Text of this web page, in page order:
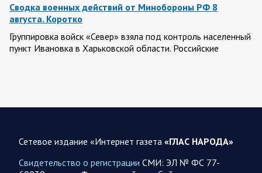
Сводка военных действий от Минобороны РФ 8
августа. Коротко
Группировка войск «Север» взяла под контроль населенный
пункт Ивановка в Харьковской области. Российские
Олег Царев сообщает: Мониторинг противника насчитал
якобы «сбиты/подавлены» – 135. В Киеве…
Сетевое издание «Интернет газета «ГЛАС НАРОДА»
Свидетельство о регистрации СМИ: ЭЛ № ФС 77-